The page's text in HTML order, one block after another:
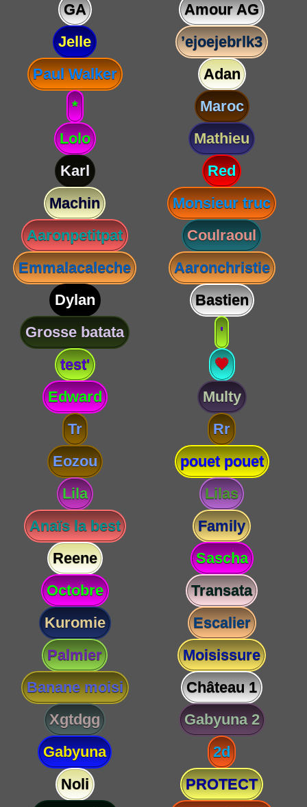
GA
Amour AG
Jelle
’ejoejebrlk3
Paul Walker
Adan
*
Maroc
Lolo
Mathieu
Karl
Red
Machin
Monsieur truc
Aaronpetitpat
Coulraoul
Emmalacaleche
Aaronchristie
Dylan
Bastien
Grosse batata
'
test'
💗
Edward
Multy
Tr
Rr
Eozou
pouet pouet
Lila
Lilas
Anaïs la best
Family
Reene
Sascha
Octobre
Transata
Kuromie
Escalier
Palmier
Moisissure
Banane moisi
Château 1
Xgtdgg
Gabyuna 2
Gabyuna
2d
Noli
PROTECT